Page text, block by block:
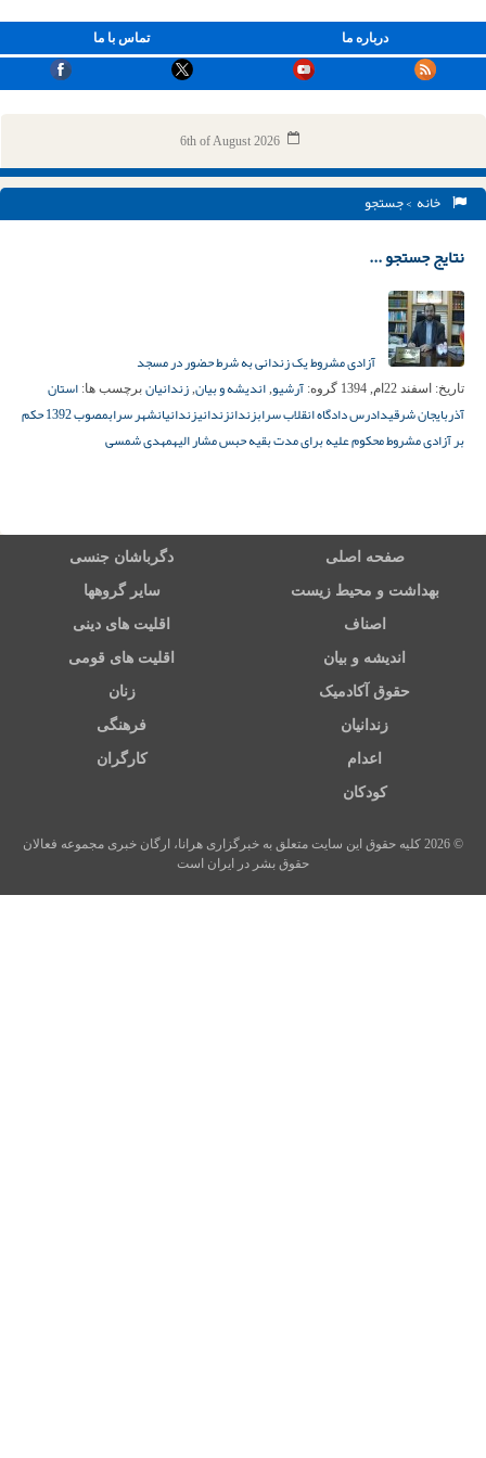
تماس با ما درباره ما
6th of August 2026
خانه > جستجو
نتایج جستجو ...
آزادی مشروط یک زندانی به شرط حضور در مسجد
تاریخ: اسفند 22ام, 1394 گروه: آرشیو, اندیشه و بیان, زندانیان برچسب ها: استان
آذربایجان شرقیدادرس دادگاه انقلاب سرابزندانزندانیزندانیانشهر سراب
مصوب 1392 حکم
بر آزادی مشروط محکوم علیه برای مدت بقیه حبس مشار الیهمهدی شمسی
صفحه اصلی دگرباشان جنسی
بهداشت و محیط زیست سایر گروهها
اصناف اقلیت های دینی
اندیشه و بیان اقلیت های قومی
حقوق آکادمیک زنان
زندانیان فرهنگی
اعدام کارگران
کودکان
© 2026 کلیه حقوق این سایت متعلق به خبرگزاری هرانا، ارگان خبری مجموعه فعالان
حقوق بشر در ایران است